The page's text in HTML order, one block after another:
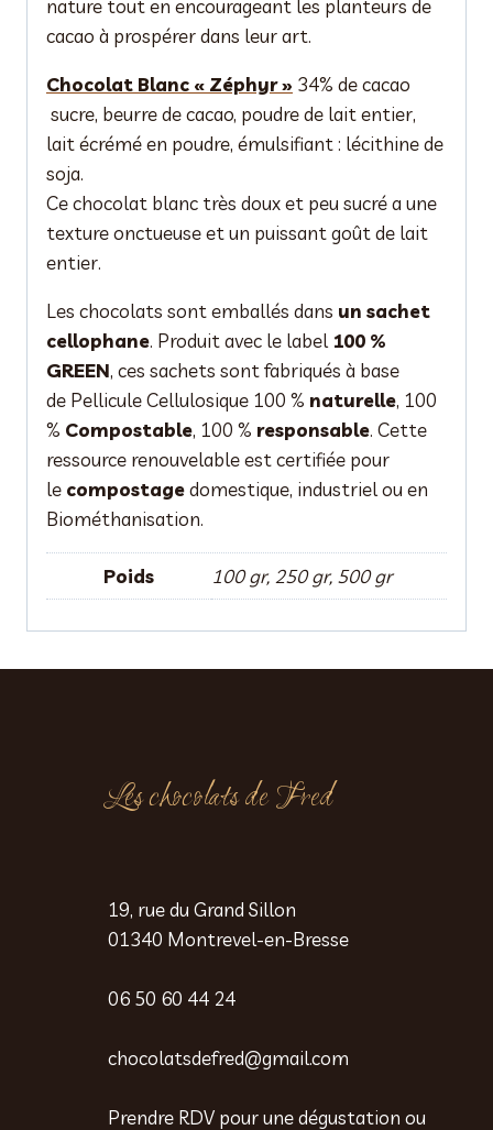
nature tout en encourageant les planteurs de
cacao à prospérer dans leur art.
Chocolat Blanc « Zéphyr » 34% de cacao
sucre, beurre de cacao, poudre de lait entier,
lait écrémé en poudre, émulsifiant : lécithine de
soja.
Ce chocolat blanc très doux et peu sucré a une
texture onctueuse et un puissant goût de lait
entier.
Les chocolats sont emballés dans un sachet
cellophane. Produit avec le label 100 %
GREEN, ces sachets sont fabriqués à base
de Pellicule Cellulosique 100 % naturelle, 100
% Compostable, 100 % responsable. Cette
ressource renouvelable est certifiée pour
le compostagedomestique, industriel ou en
Biométhanisation.
Poids 100 gr, 250 gr, 500 gr
Les chocolats de Fred
19, rue du Grand Sillon
01340 Montrevel-en-Bresse
06 50 60 44 24
chocolatsdefred@gmail.com
Prendre RDV pour une dégustation ou